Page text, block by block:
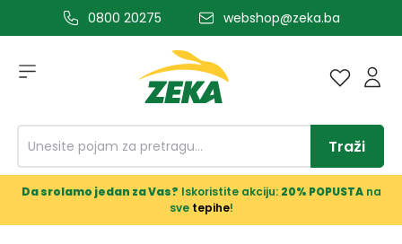
glavni sadržaj0800 20275 webshop@zeka.ba
Traži
Da srolamo jedan za Vas? Iskoristite akciju: 20% POPUSTAna
sve tepihe!